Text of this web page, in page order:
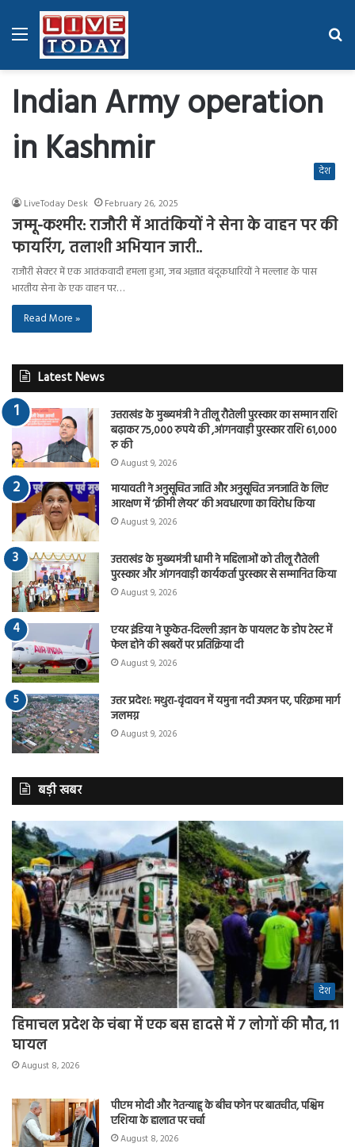
Menu
Indian Army operation
in Kashmir
देश
LiveToday Desk February 26, 2025
जम्मू-कश्मीर: राजौरी में आतंकियों ने सेना के वाहन पर की
फायरिंग, तलाशी अभियान जारी..
राजौरी सेक्टर में एक आतंकवादी हमला हुआ, जब अज्ञात बंदूकधारियों ने मल्लाह के पास
भारतीय सेना के एक वाहन पर…
Read More »
Latest News
उत्तराखंड के मुख्यमंत्री ने तीलू रौतेली पुरस्कार का सम्मान राशि
बढ़ाकर 75,000 रुपये की ,आंगनवाड़ी पुरस्कार राशि 61,000
रु की
August 9, 2026
मायावती ने अनुसूचित जाति और अनुसूचित जनजाति के लिए
आरक्षण में ‘क्रीमी लेयर’ की अवधारणा का विरोध किया
August 9, 2026
उत्तराखंड के मुख्यमंत्री धामी ने महिलाओं को तीलू रौतेली
पुरस्कार और आंगनवाड़ी कार्यकर्ता पुरस्कार से सम्मानित किया
August 9, 2026
एयर इंडिया ने फुकेत-दिल्ली उड़ान के पायलट के डोप टेस्ट में
फेल होने की खबरों पर प्रतिक्रिया दी
August 9, 2026
उत्तर प्रदेश: मथुरा-वृंदावन में यमुना नदी उफान पर, परिक्रमा मार्ग
जलमग्न
August 9, 2026
बड़ी खबर
देश
हिमाचल प्रदेश के चंबा में एक बस हादसे में 7 लोगों की मौत, 11
घायल
August 8, 2026
पीएम मोदी और नेतन्याहू के बीच फोन पर बातचीत, पश्चिम
एशिया के हालात पर चर्चा
August 8, 2026